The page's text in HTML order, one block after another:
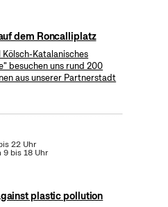
dem Roncalliplatz
Katalanisches
besuchen uns rund 200
aus unserer Partnerstadt
22 Uhr
9 bis 18 Uhr
plastic pollution